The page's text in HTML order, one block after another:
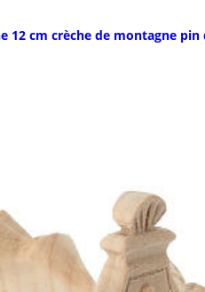
12 cm crèche de montagne pin